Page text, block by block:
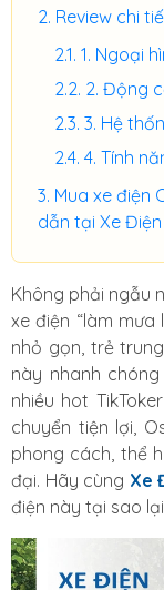
Review chi
1. Ngoại
2. Động
3. Hệ
4. Tính
Mua xe điện
dẫn tại Xe Điện
Không phải ngẫu
xe điện “làm
nhỏ gọn, trẻ
này nhanh
nhiều hot
chuyển tiện lợi,
phong cách, thể
đại. Hãy cùng Xe
điện này tại sao